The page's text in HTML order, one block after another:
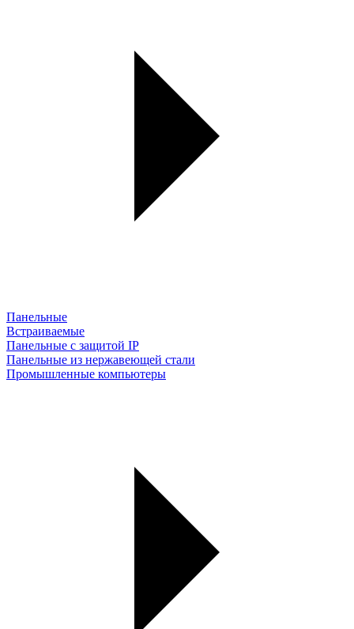
Панельные
Встраиваемые
Панельные с защитой IP
Панельные из нержавеющей стали
Промышленные компьютеры